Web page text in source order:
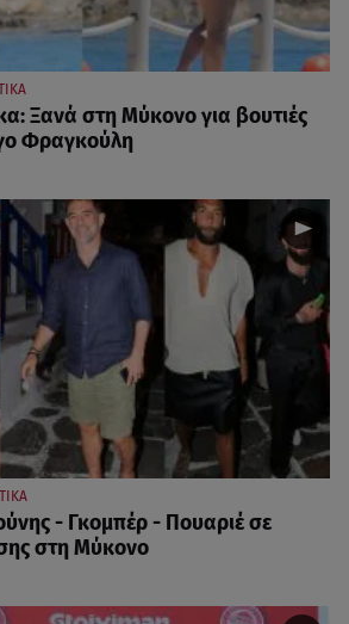
Ξανά στη Μύκονο για βουτιές
Φραγκούλη
- Γκομπέρ - Πουαριέ σε
στη Μύκονο